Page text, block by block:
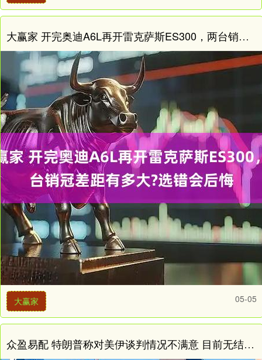
大赢家 开完奥迪A6L再开雷克萨斯ES300，两台销冠差距有多大?选错会后悔
大赢家 05-05
众盈易配 特朗普称对美伊谈判情况不满意 目前无结束战争打算